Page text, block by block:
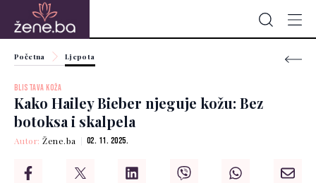
Početna Ljepota
BLISTAVA KOŽA
Kako Hailey Bieber njeguje kožu: Bez
botoksa i skalpela
Autor:Žene.ba 02. 11. 2025.